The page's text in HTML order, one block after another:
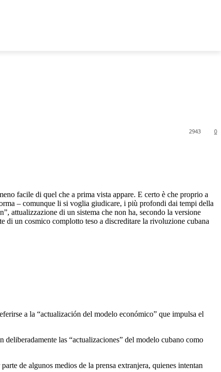
0
2943
facile di quel che a prima vista appare. E certo è che proprio a
– comunque li si voglia giudicare, i più profondi dai tempi della
attualizzazione di un sistema che non ha, secondo la versione
di un cosmico complotto teso a discreditare la rivoluzione cubana
a la “actualización del modelo económico” que impulsa el
las “actualizaciones” del modelo cubano como
de algunos medios de la prensa extranjera, quienes intentan